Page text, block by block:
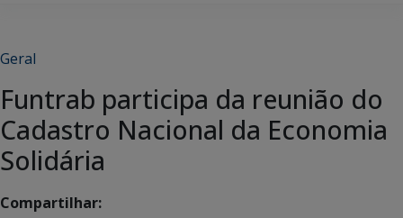
Geral
Funtrab participa da reunião do
Cadastro Nacional da Economia
Solidária
Compartilhar: